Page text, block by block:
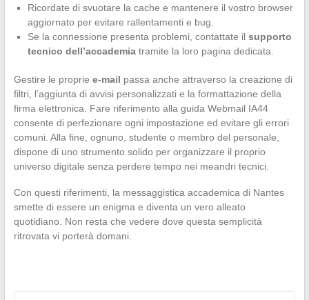
Ricordate di svuotare la cache e mantenere il vostro browser
aggiornato per evitare rallentamenti e bug.
Se la connessione presenta problemi, contattate il supporto
tecnico dell’accademiatramite la loro pagina dedicata.
Gestire le proprie e-mail passa anche attraverso la creazione di
filtri, l’aggiunta di avvisi personalizzati e la formattazione della
firma elettronica. Fare riferimento alla guida Webmail IA44
consente di perfezionare ogni impostazione ed evitare gli errori
comuni. Alla fine, ognuno, studente o membro del personale,
dispone di uno strumento solido per organizzare il proprio
universo digitale senza perdere tempo nei meandri tecnici.
Con questi riferimenti, la messaggistica accademica di Nantes
smette di essere un enigma e diventa un vero alleato
quotidiano. Non resta che vedere dove questa semplicità
ritrovata vi porterà domani.